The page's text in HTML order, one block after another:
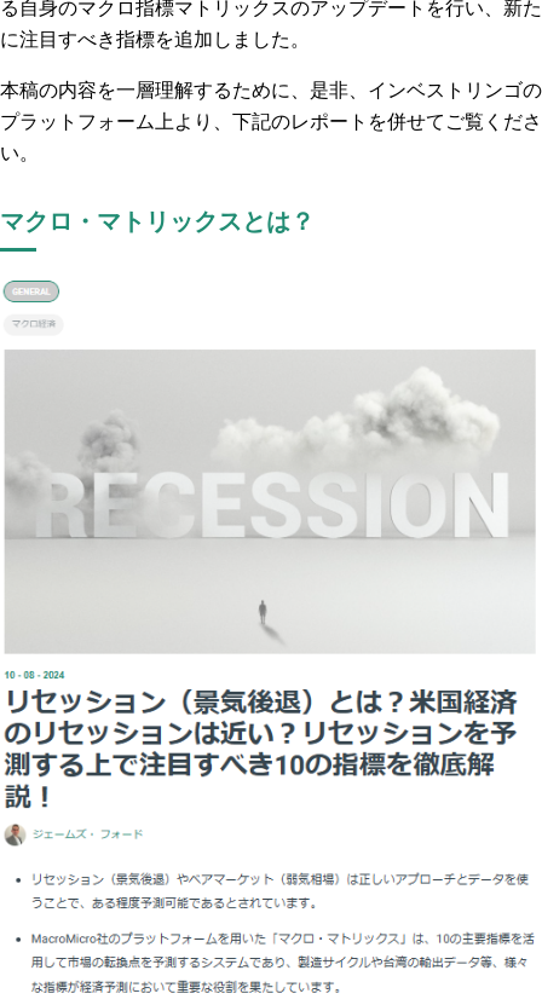
る自身のマクロ指標マトリックスのアップデートを行い、新た
に注目すべき指標を追加しました。
本稿の内容を一層理解するために、是非、インベストリンゴの
プラットフォーム上より、下記のレポートを併せてご覧くださ
い。
マクロ・マトリックスとは？